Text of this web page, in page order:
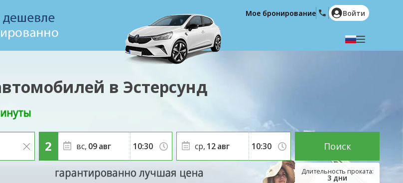
English (US)
Română
Ελληνικά
Hrvatski
Мое бронирование Войти
в Эстерсунд
вс, 09авг
3 дни
ср, 12авг Поиск